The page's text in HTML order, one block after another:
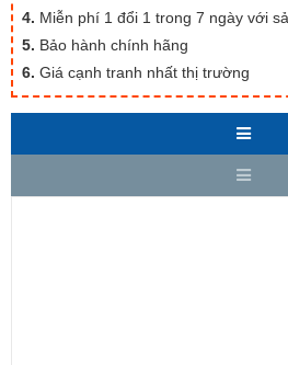
4. Miễn phí 1 đổi 1 trong 7 ngày với
5. Bảo hành chính hãng
6. Giá cạnh tranh nhất thị trường